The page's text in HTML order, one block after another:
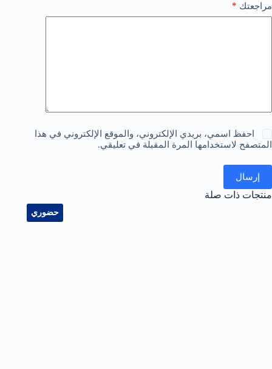
مراجعتك *
احفظ اسمي، بريدي الإلكتروني، والموقع الإلكتروني في هذا
المتصفح لاستخدامها المرة المقبلة في تعليقي.
إرسال
منتجات ذات صلة
حضوري